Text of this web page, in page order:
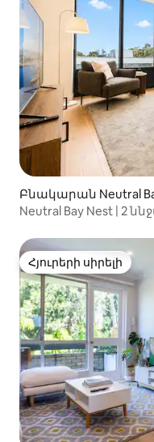
Բնակարան Neutral
Neutral Bay Nest | 2
Հյուրերի սիրելի
Հյուրերի սիրելի